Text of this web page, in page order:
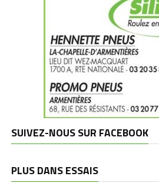
SUIVEZ-NOUS SUR FACEBOOK
PLUS DANS ESSAIS